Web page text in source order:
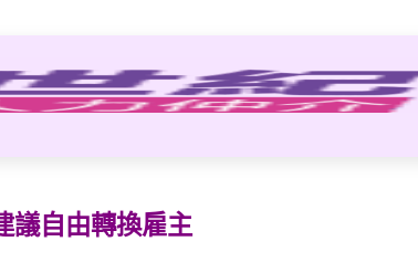
議自由轉換雇主